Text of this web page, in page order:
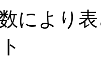
により